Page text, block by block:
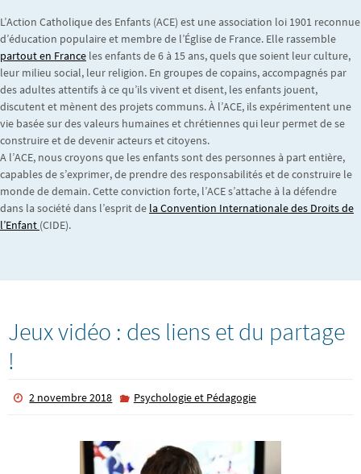
L’Action Catholique des Enfants (ACE) est une association loi 1901 reconnue
d’éducation populaire et membre de l’Église de France. Elle rassemble
partout en France les enfants de 6 à 15 ans, quels que soient leur culture,
leur milieu social, leur religion. En groupes de copains, accompagnés par
des adultes attentifs à ce qu’ils vivent et disent, les enfants jouent,
discutent et mènent des projets communs. À l’ACE, ils expérimentent une
vie basée sur des valeurs humaines et chrétiennes qui leur permet de se
construire et de devenir acteurs et citoyens.
A l’ACE, nous croyons que les enfants sont des personnes à part entière,
capables de s’exprimer, de prendre des responsabilités et de construire le
monde de demain. Cette conviction forte, l’ACE s’attache à la défendre
dans la société dans l’esprit de la Convention Internationale des Droits de
l’Enfant (CIDE).
Jeux vidéo : des liens et du partage
!
2 novembre 2018 Psychologie et Pédagogie